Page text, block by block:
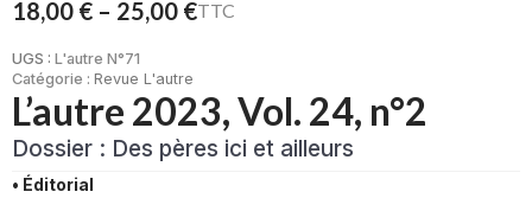
18,00 € – 25,00 €
Plage
de
prix :
18,00 €
à
25,00 €
TTC
UGS : L'autre N°71
Catégorie : Revue L'autre
L’autre 2023, Vol. 24, n°2
Dossier : Des pères ici et ailleurs
• Éditorial